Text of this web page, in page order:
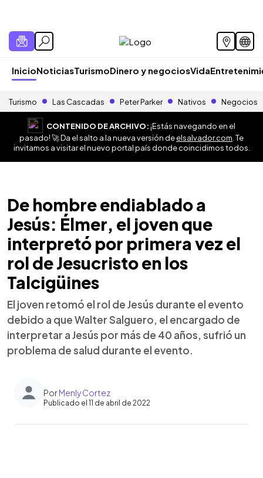
InicioNoticiasTurismoDinero y negociosVida
Turismo Las Cascadas Peter Parker Nativos Negocios
CONTENIDO DE ARCHIVO:¡Estás navegando en el
pasado! 🚀 Da el salto a la nueva versión deelsalvador.com . Te
invitamos a visitar el nuevo portal país donde coincidimos todos.
De hombre endiablado a
Jesús: Élmer, el joven que
interpretó por primera vez el
rol de Jesucristo en los
Talcigüines
El joven retomó el rol de Jesús durante el evento
debido a que Walter Salguero, el encargado de
interpretar a Jesús por más de 40 años, sufrió un
problema de salud durante el evento.
PorMenly Cortez
Publicado el 11 de abril de 2022